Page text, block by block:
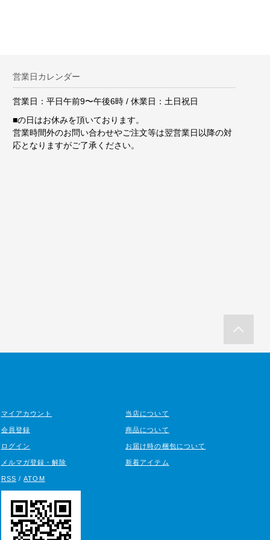
営業日カレンダー
営業日：平日午前9〜午後6時 / 休業日：土日祝日
■の日はお休みを頂いております。
営業時間外のお問い合わせやご注文等は翌営業日以降の対
応となりますがご了承ください。
マイアカウント
会員登録
ログイン
メルマガ登録・解除
RSS /ATOM
当店について
商品について
お届け時の梱包について
新着アイテム